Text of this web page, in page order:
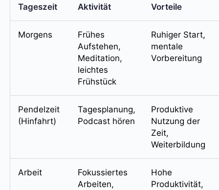
Tageszeit Aktivität Vorteile
Morgens
Frühes
Aufstehen,
Meditation,
leichtes
Frühstück
Ruhiger Start,
mentale
Vorbereitung
Pendelzeit
(Hinfahrt)
Tagesplanung,
Podcast hören
Produktive
Nutzung der
Zeit,
Weiterbildung
Arbeit
Fokussiertes
Arbeiten,
Hohe
Produktivität,